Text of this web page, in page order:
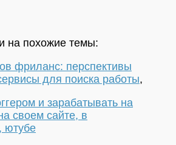
на похожие темы:
фриланс: перспективы
для поиска работы,
и зарабатывать на
своем сайте, в
ютубе